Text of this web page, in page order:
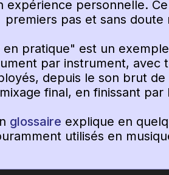
expérience personnelle.
premiers pas et sans doute
en pratique" est un
par instrument, avec
depuis le son brut
mixage final, en finissant par
glossaire explique en
utilisés en